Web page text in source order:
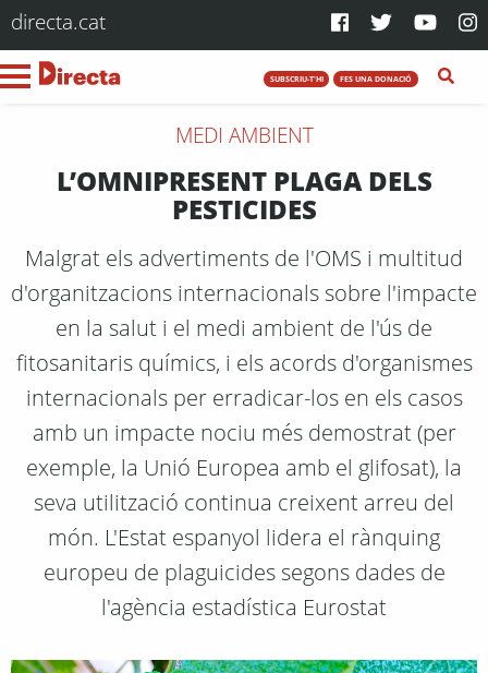
directa.cat
SUBSCRIU-T'HI FES UNA DONACIÓ
MEDI AMBIENT
L’OMNIPRESENT PLAGA DELS
PESTICIDES
Malgrat els advertiments de l'OMS i multitud
d'organitzacions internacionals sobre l'impacte
en la salut i el medi ambient de l'ús de
fitosanitaris químics, i els acords d'organismes
internacionals per erradicar-los en els casos
amb un impacte nociu més demostrat (per
exemple, la Unió Europea amb el glifosat), la
seva utilització continua creixent arreu del
món. L'Estat espanyol lidera el rànquing
europeu de plaguicides segons dades de
l'agència estadística Eurostat